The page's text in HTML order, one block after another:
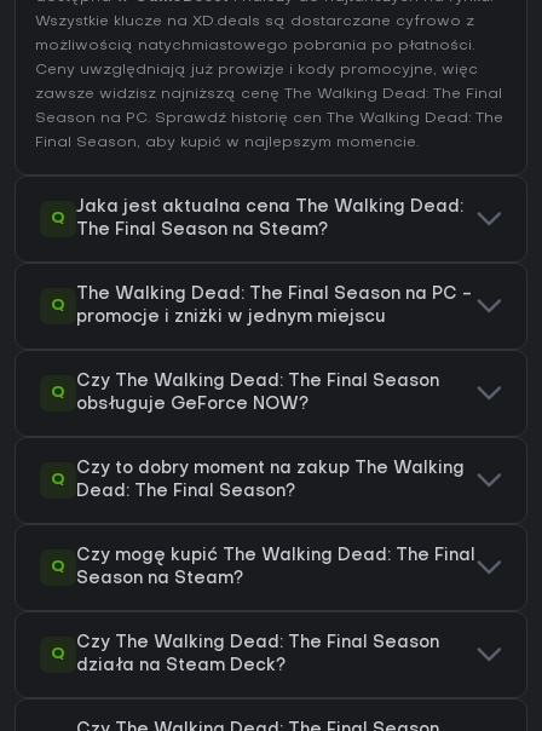
Wszystkie klucze na XD.deals są dostarczane cyfrowo z
możliwością natychmiastowego pobrania po płatności.
Ceny uwzględniają już prowizje i kody promocyjne, więc
zawsze widzisz najniższą cenę The Walking Dead: The Final
Season na PC. Sprawdź historię cen The Walking Dead: The
Final Season, aby kupić w najlepszym momencie.
Q
Jaka jest aktualna cena The Walking Dead:
The Final Season na Steam?
Q
The Walking Dead: The Final Season na PC -
promocje i zniżki w jednym miejscu
Q
Czy The Walking Dead: The Final Season
obsługuje GeForce NOW?
Q
Czy to dobry moment na zakup The Walking
Dead: The Final Season?
Q
Czy mogę kupić The Walking Dead: The Final
Season na Steam?
Q
Czy The Walking Dead: The Final Season
działa na Steam Deck?